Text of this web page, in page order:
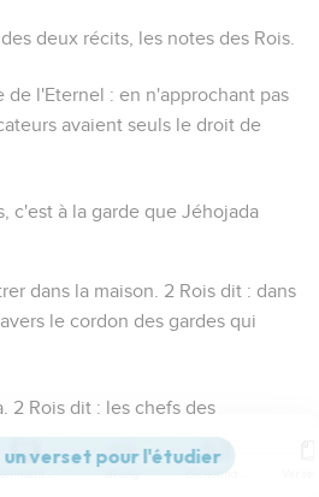
deux récits, les notes des Rois.
de l'Eternel : en n'approchant pas
avaient seuls le droit de
c'est à la garde que Jéhojada
dans la maison . 2 Rois dit : dans
le cordon des gardes qui
. 2 Rois dit : les chefs des
ci seulement que peuvent se
chacun ses hommes, qui
Commentaires Strong